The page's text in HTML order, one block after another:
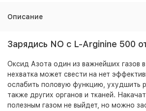
Описание
Зарядись NO с L-Arginine 500
Оксид Азота один из важнейших газов
нехватка может свести на нет
ослабить половую функцию, ухудшить
также других органов и тканей.
полезным газом не выйдет, но можно